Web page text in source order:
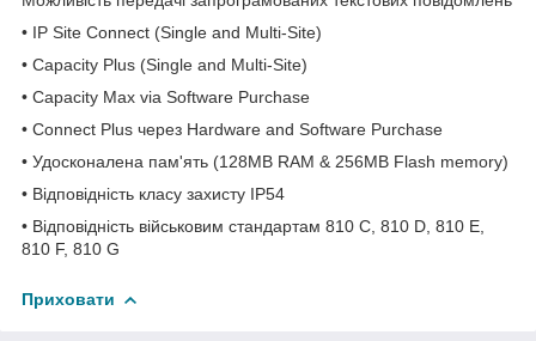
• IP Site Connect (Single and Multi-Site)
• Capacity Plus (Single and Multi-Site)
• Capacity Max via Software Purchase
• Connect Plus через Hardware and Software Purchase
• Удосконалена пам'ять (128MB RAM & 256MB Flash memory)
• Відповідність класу захисту IP54
• Відповідність військовим стандартам 810 C, 810 D, 810 E,
810 F, 810 G
Приховати